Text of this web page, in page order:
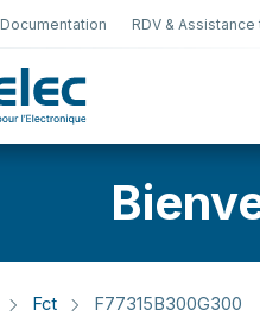
Documentation RDV &
Fct F77315B300G300